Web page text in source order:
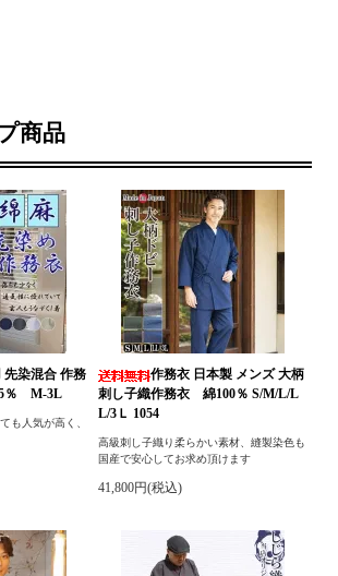
商品
先染混合 作務
％ M-3L
も人気が高く、
作務衣 日本製 メンズ 大柄
刺し子織作務衣 綿100％ S/M/L/L
L/3Ｌ 1054
高級刺し子織り柔らかい素材、縫製染色も
国産で安心してお求め頂けます
41,800円(税込)